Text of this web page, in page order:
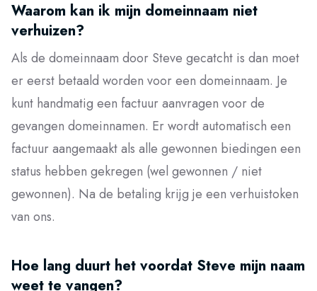
Waarom kan ik mijn domeinnaam niet
verhuizen?
Als de domeinnaam door Steve gecatcht is dan moet
er eerst betaald worden voor een domeinnaam. Je
kunt handmatig een factuur aanvragen voor de
gevangen domeinnamen. Er wordt automatisch een
factuur aangemaakt als alle gewonnen biedingen een
status hebben gekregen (wel gewonnen / niet
gewonnen). Na de betaling krijg je een verhuistoken
van ons.
Hoe lang duurt het voordat Steve mijn naam
weet te vangen?